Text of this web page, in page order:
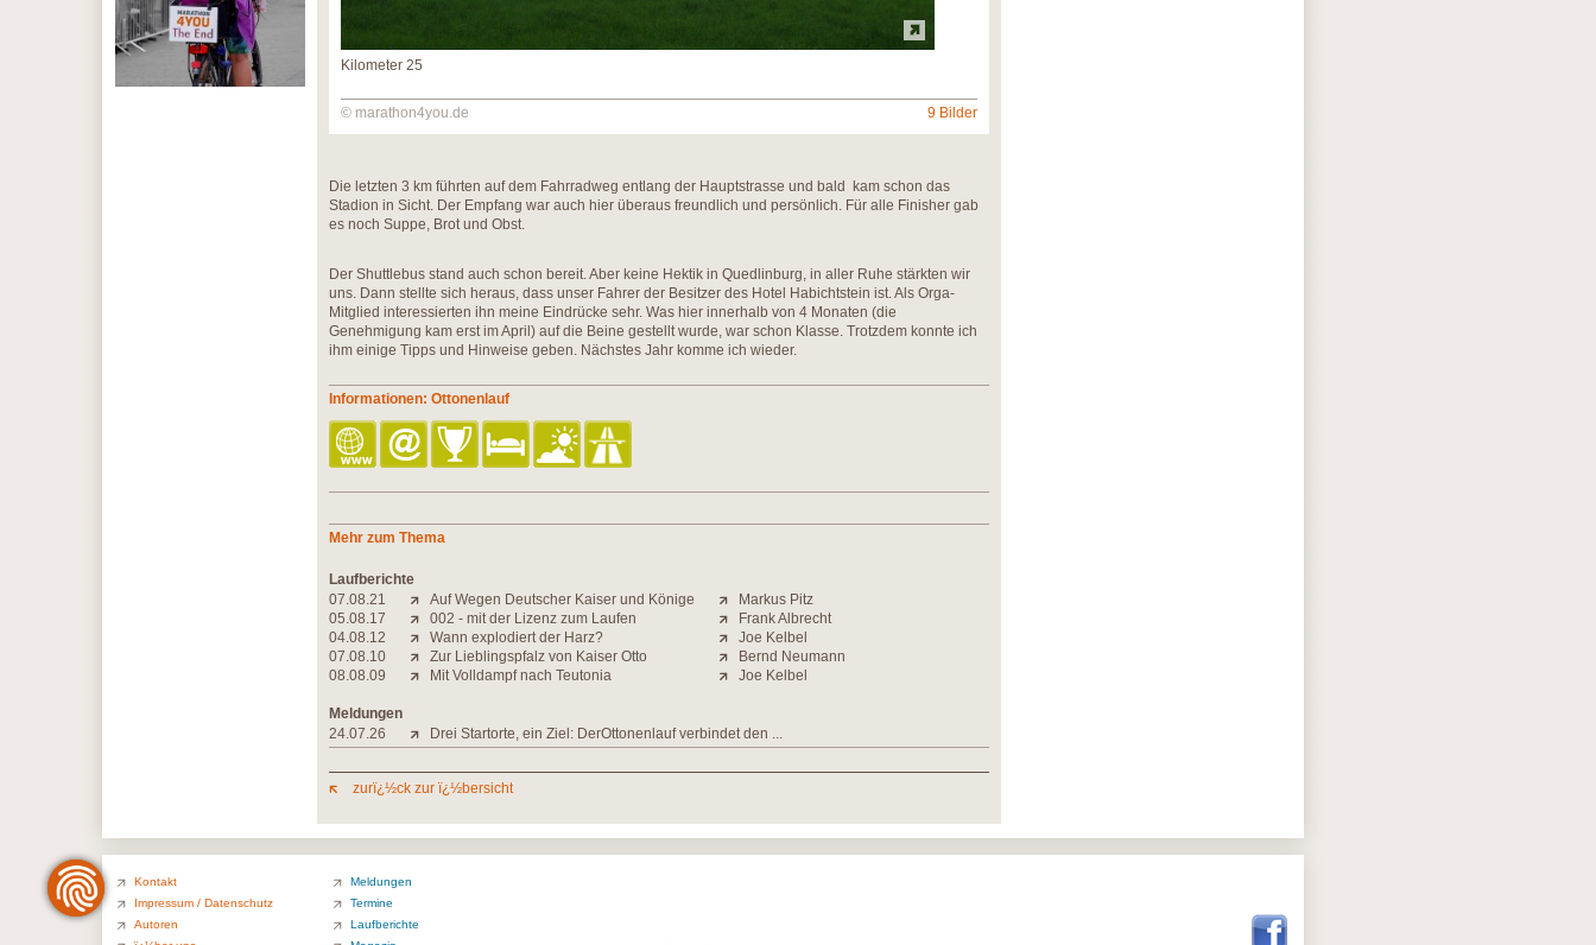
Kilometer 25
© marathon4you.de 9 Bilder
Die letzten 3 km führten auf dem Fahrradweg entlang der Hauptstrasse und bald kam schon das
Stadion in Sicht. Der Empfang war auch hier überaus freundlich und persönlich. Für alle Finisher gab
es noch Suppe, Brot und Obst.
Der Shuttlebus stand auch schon bereit. Aber keine Hektik in Quedlinburg, in aller Ruhe stärkten wir
uns. Dann stellte sich heraus, dass unser Fahrer der Besitzer des Hotel Habichtstein ist. Als Orga-
Mitglied interessierten ihn meine Eindrücke sehr. Was hier innerhalb von 4 Monaten (die
Genehmigung kam erst im April) auf die Beine gestellt wurde, war schon Klasse. Trotzdem konnte ich
ihm einige Tipps und Hinweise geben. Nächstes Jahr komme ich wieder.
Informationen: Ottonenlauf
Mehr zum Thema
Laufberichte
07.08.21
Auf Wegen Deutscher Kaiser und Könige
Markus Pitz
05.08.17
002 - mit der Lizenz zum Laufen
Frank Albrecht
04.08.12
Wann explodiert der Harz?
Joe Kelbel
07.08.10
Zur Lieblingspfalz von Kaiser Otto
Bernd Neumann
08.08.09
Mit Volldampf nach Teutonia Joe Kelbel
Meldungen
24.07.26
Drei Startorte, ein Ziel: DerOttonenlauf verbindet den ...
zurï¿½ck zur ï¿½bersicht
Kontakt
Impressum / Datenschutz
Autoren
Meldungen
Termine
Laufberichte